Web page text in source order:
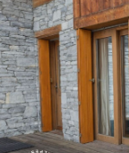
Panorama 2026
Etude annuelle de
En savoir plus